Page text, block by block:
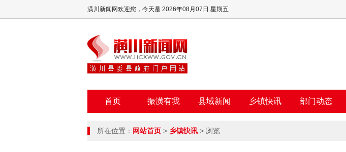
潢川新闻网欢迎您， 今天是 2026年08月07日 星期五
首页 振潢有我 县域新闻 乡镇快讯 部门动态
所在位置： 网站首页 > 乡镇快讯 > 浏览